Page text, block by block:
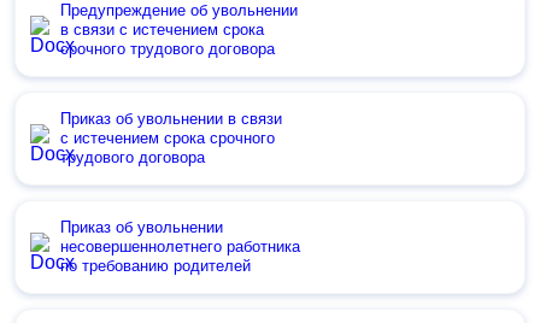
Предупреждение об увольнении
в связи с истечением срока
срочного трудового договора
Приказ об увольнении в связи
с истечением срока срочного
трудового договора
Приказ об увольнении
несовершеннолетнего работника
по требованию родителей